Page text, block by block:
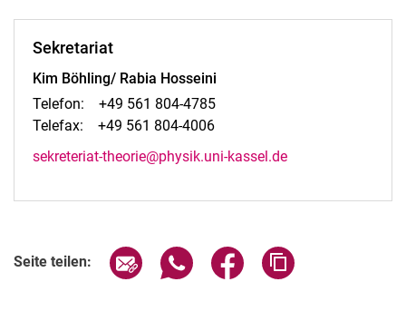
Sekretariat
Kim Böhling/ Rabia Hosseini
Telefon: +49 561 804-4785
Telefax: +49 561 804-4006
sekreteriat-theorie@physik.uni-kassel.de
Seite teilen: Seite über E-Mail teilen
Seite über WhatsApp teilen
Seite über Facebook